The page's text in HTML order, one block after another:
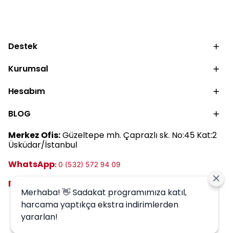
kullanıma kadar güneş
keşfedin.
nemlendirici kullanımını
Destek
Kurumsal
Hesabım
BLOG
Merkez Ofis:Güzeltepe mh. Çaprazlı sk. No:45 Kat:2
Üsküdar/İstanbul
WhatsApp:0 (532) 572 94 09
E-posta: destek@harrem.com.tr
Merhaba! 👋 Sadakat programımıza katıl,
harcama yaptıkça ekstra indirimlerden
yararlan!